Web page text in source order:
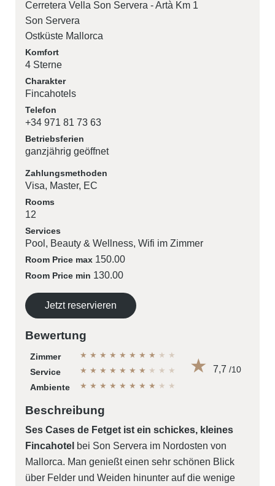
Cerretera Vella Son Servera - Artà Km 1
Son Servera
Ostküste Mallorca
Komfort
4 Sterne
Charakter
Fincahotels
Telefon
+34 971 81 73 63
Betriebsferien
ganzjährig geöffnet
Zahlungsmethoden
Visa Master EC
Rooms
12
Services
Pool Beauty & Wellness Wifi im Zimmer
Room Price max 150.00
Room Price min 130.00
Jetzt reservieren
Bewertung
Zimmer ★ ★ ★ ★ ★ ★ ★ ★ ★ ★
Service ★ ★ ★ ★ ★ ★ ★ ★ ★ ★
Ambiente ★ ★ ★ ★ ★ ★ ★ ★ ★ ★
7,7 /10
Beschreibung
Ses Cases de Fetget ist ein schickes, kleines
Fincahotel bei Son Servera im Nordosten von
Mallorca. Man genießt einen sehr schönen Blick
über Felder und Weiden hinunter auf die wenige